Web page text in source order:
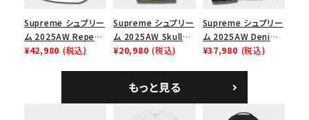
Supreme シュプリー
ム 2025AW Repeat
Leather Belt リピー
¥42,980 (税込)
Supreme シュプリー
ム 2025AW Skull
Tee スカル Tシャ
¥20,980 (税込)
Supreme シュプリー
ム 2025AW Denim
Shoulder Bag デニ
¥37,980 (税込)
もっと見る